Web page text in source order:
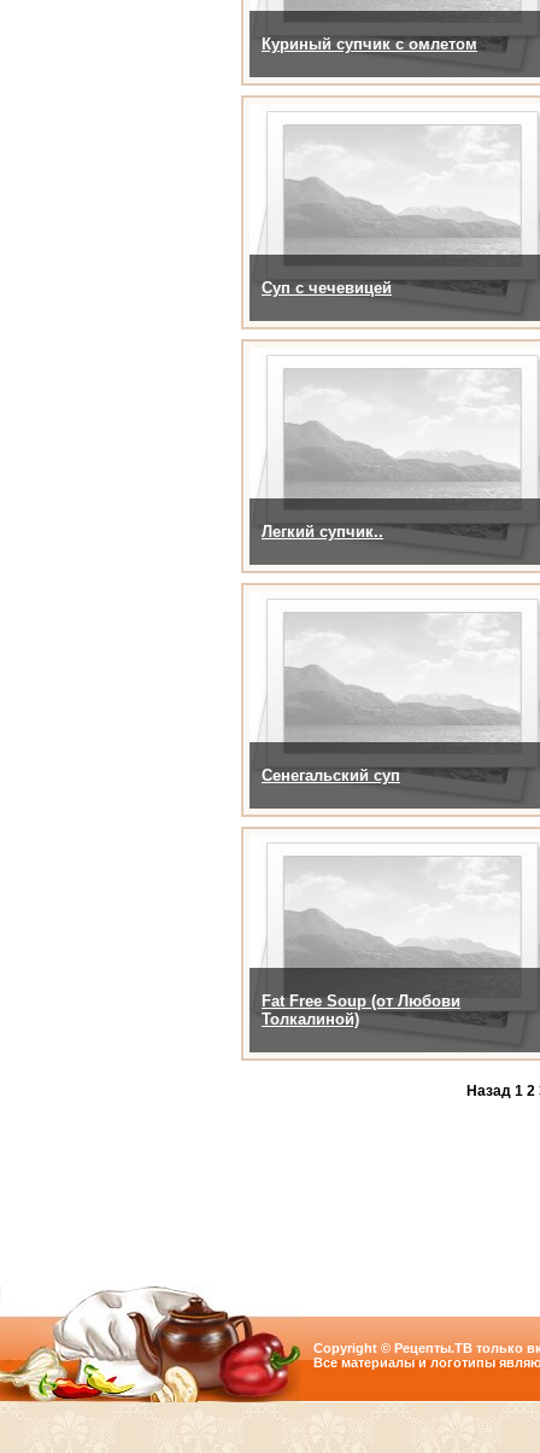
Куриный супчик с омлетом
Суп с чечевицей
Легкий супчик..
Сенегальский суп
Fat Free Soup (от Любови
Толкалиной)
Назад 1 2
Copyright © Рецепты.ТВ только
Все материалы и логотипы